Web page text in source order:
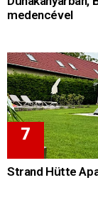
medencével
Strand Hütte